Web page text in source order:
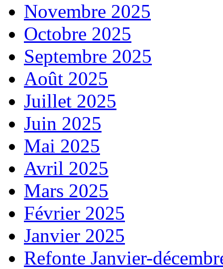
Novembre 2025
Octobre 2025
Septembre 2025
Août 2025
Juillet 2025
Juin 2025
Mai 2025
Avril 2025
Mars 2025
Février 2025
Janvier 2025
Refonte Janvier-